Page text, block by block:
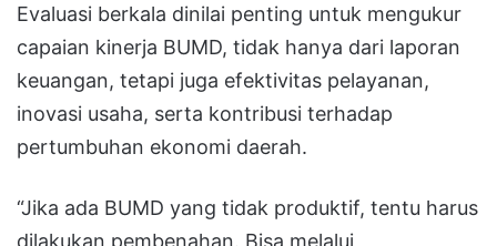
Evaluasi berkala dinilai penting untuk mengukur
capaian kinerja BUMD, tidak hanya dari laporan
keuangan, tetapi juga efektivitas pelayanan,
inovasi usaha, serta kontribusi terhadap
pertumbuhan ekonomi daerah.
“Jika ada BUMD yang tidak produktif, tentu harus
dilakukan pembenahan. Bisa melalui